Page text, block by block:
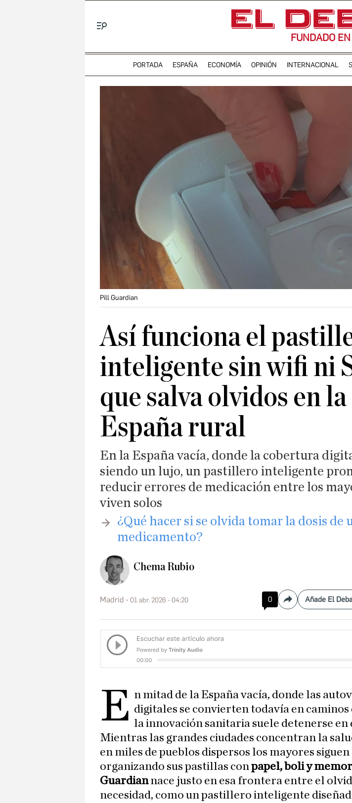
FUNDADO
PORTADA ESPAÑA ECONOMÍA OPINIÓN INTERNACIONAL
Pill Guardian
Así funciona el
inteligente sin wifi ni
que salva olvidos en la
España rural
En la España vacía, donde la cobertura
siendo un lujo, un pastillero inteligente
reducir errores de medicación entre los
viven solos
¿Qué hacer si se olvida tomar la dosis de
medicamento?
Chema Rubio
Madrid 01 abr. 2026 - 04:20 0 Compartir
Añade El
E n mitad de la España vacía, donde las
digitales se convierten todavía en
la innovación sanitaria suele detenerse en
Mientras las grandes ciudades concentran la
en miles de pueblos dispersos los mayores siguen
organizando sus pastillas conpapel, boli y
Guardiannace justo en esa frontera entre el
necesidad, como un pastillero inteligente